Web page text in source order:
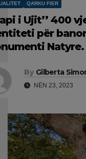
QARKU FIER
i Ujit’’ 400
për
Natyre.
By Gilberta
NËN 23, 2023